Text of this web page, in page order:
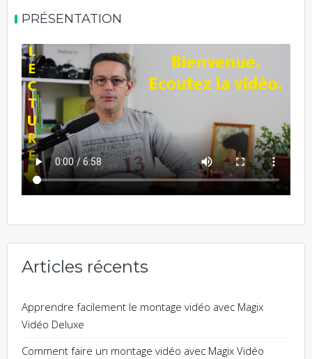
PRÉSENTATION
Articles récents
Apprendre facilement le montage vidéo avec Magix
Vidéo Deluxe
Comment faire un montage vidéo avec Magix Vidéo